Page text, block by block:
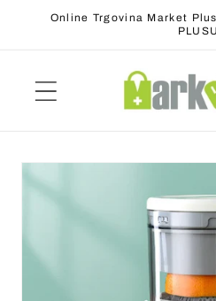
naOnline Trgovina Market
PLUSU
na
informacije